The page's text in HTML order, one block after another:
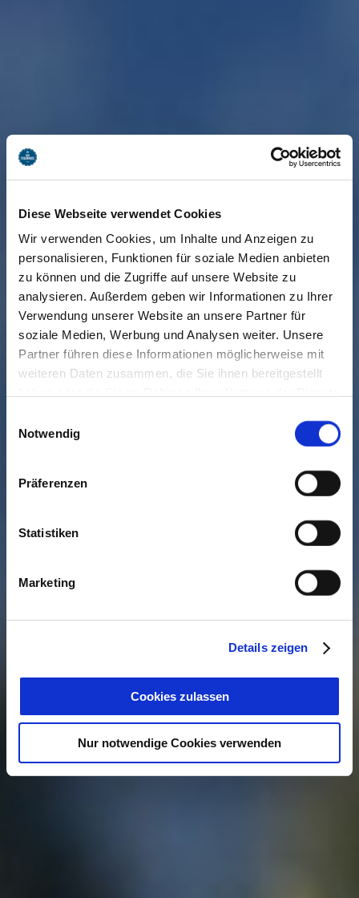
Diese Webseite verwendet Cookies
Wir verwenden Cookies, um Inhalte und Anzeigen zu
personalisieren, Funktionen für soziale Medien anbieten
zu können und die Zugriffe auf unsere Website zu
analysieren. Außerdem geben wir Informationen zu Ihrer
Verwendung unserer Website an unsere Partner für
soziale Medien, Werbung und Analysen weiter. Unsere
Partner führen diese Informationen möglicherweise mit
weiteren Daten zusammen, die Sie ihnen bereitgestellt
Cookies, wenn Sie unsere Webseite weiterhin nutzen.
Notwendig
Präferenzen
Statistiken
Marketing
Details zeigen
Cookies zulassen
Nur notwendige Cookies verwenden